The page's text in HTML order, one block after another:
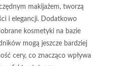
makijażem, tworzą
i elegancji. Dodatkowo
kosmetyki na bazie
mogą jeszcze bardziej
cery, co znacząco wpływa